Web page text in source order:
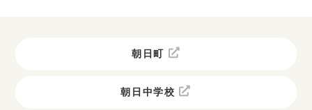
朝日町
朝日中学校